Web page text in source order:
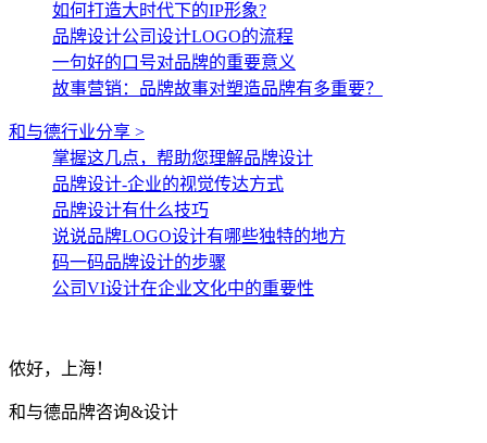
如何打造大时代下的IP形象?
品牌设计公司设计LOGO的流程
一句好的口号对品牌的重要意义
故事营销：品牌故事对塑造品牌有多重要？
和与德行业分享 >
掌握这几点，帮助您理解品牌设计
品牌设计-企业的视觉传达方式
品牌设计有什么技巧
说说品牌LOGO设计有哪些独特的地方
码一码品牌设计的步骤
公司VI设计在企业文化中的重要性
侬好，上海！
和与德品牌咨询&设计